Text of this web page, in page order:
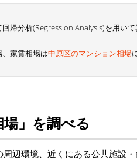
帰分析(Regression Analysis)を用い
家賃相場は中原区のマンション相場
」を調べる
辺環境、近くにある公共施設